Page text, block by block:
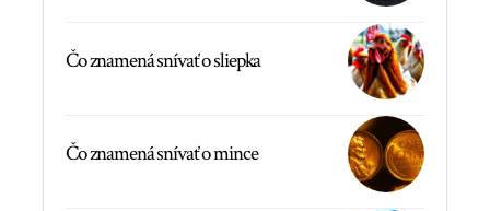
Čo znamená snívať o sliepka
Čo znamená snívať o mince